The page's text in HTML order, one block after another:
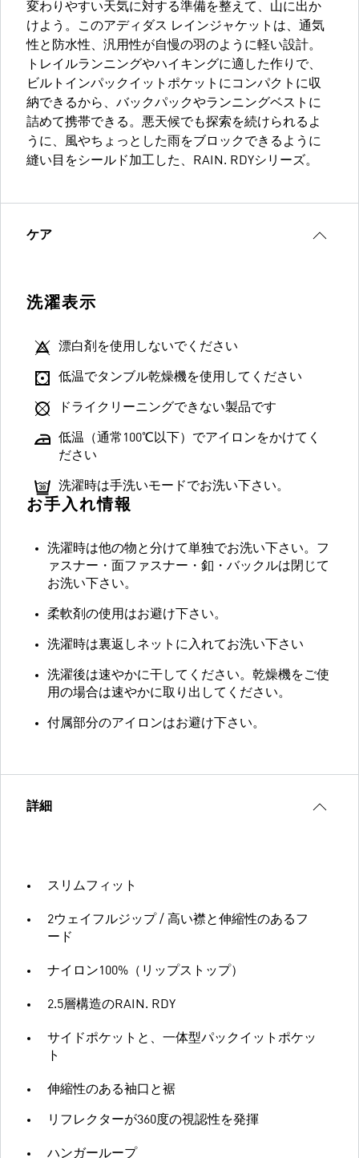
変わりやすい天気に対する準備を整えて、山に出か
けよう。このアディダス レインジャケットは、通気
性と防水性、汎用性が自慢の羽のように軽い設計。
トレイルランニングやハイキングに適した作りで、
ビルトインパックイットポケットにコンパクトに収
納できるから、バックパックやランニングベストに
詰めて携帯できる。悪天候でも探索を続けられるよ
うに、風やちょっとした雨をブロックできるように
縫い目をシールド加工した、RAIN. RDYシリーズ。
ケア
洗濯表示
漂白剤を使用しないでください
低温でタンブル乾燥機を使用してください
ドライクリーニングできない製品です
低温（通常100℃以下）でアイロンをかけてく
ださい
洗濯時は手洗いモードでお洗い下さい。
お手入れ情報
洗濯時は他の物と分けて単独でお洗い下さい。フ
ァスナー・面ファスナー・釦・バックルは閉じて
お洗い下さい。
柔軟剤の使用はお避け下さい。
洗濯時は裏返しネットに入れてお洗い下さい
洗濯後は速やかに干してください。乾燥機をご使
用の場合は速やかに取り出してください。
付属部分のアイロンはお避け下さい。
詳細
スリムフィット
2ウェイフルジップ / 高い襟と伸縮性のあるフ
ード
ナイロン100%（リップストップ）
2.5層構造のRAIN. RDY
サイドポケットと、一体型パックイットポケッ
ト
伸縮性のある袖口と裾
リフレクターが360度の視認性を発揮
ハンガーループ